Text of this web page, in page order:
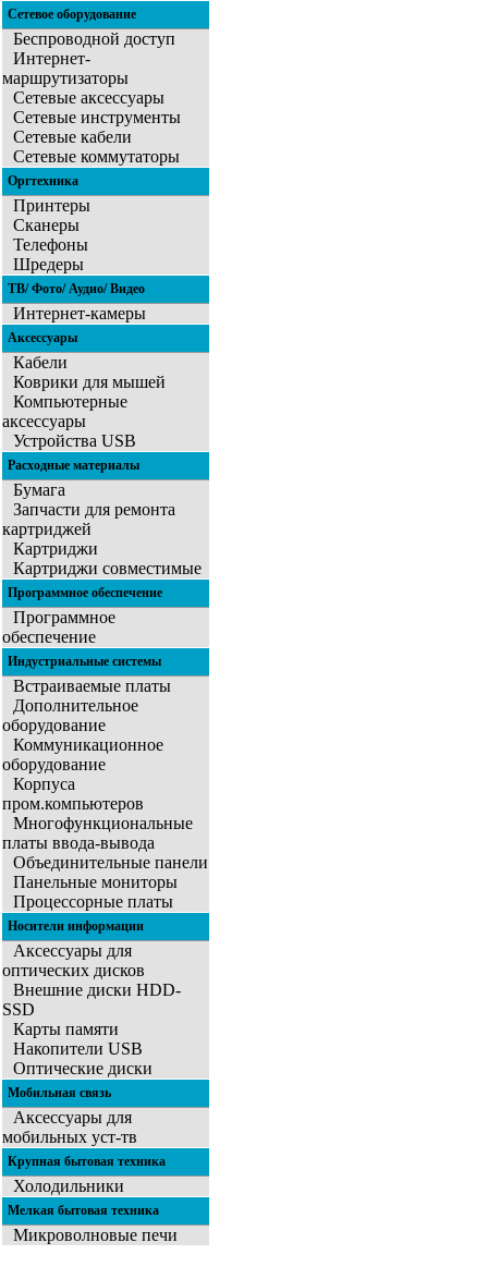
Сетевое оборудование
Беспроводной доступ
Интернет-
маршрутизаторы
Сетевые аксессуары
Сетевые инструменты
Сетевые кабели
Сетевые коммутаторы
Оргтехника
Принтеры
Сканеры
Телефоны
Шредеры
ТВ/ Фото/ Аудио/ Видео
Интернет-камеры
Аксессуары
Кабели
Коврики для мышей
Компьютерные
аксессуары
Устройства USB
Расходные материалы
Бумага
Запчасти для ремонта
картриджей
Картриджи
Картриджи совместимые
Программное обеспечение
Программное
обеспечение
Индустриальные системы
Встраиваемые платы
Дополнительное
оборудование
Коммуникационное
оборудование
Корпуса
пром.компьютеров
Многофункциональные
платы ввода-вывода
Объединительные панели
Панельные мониторы
Процессорные платы
Носители информации
Аксессуары для
оптических дисков
Внешние диски HDD-
SSD
Карты памяти
Накопители USB
Оптические диски
Мобильная связь
Аксессуары для
мобильных уст-тв
Крупная бытовая техника
Холодильники
Мелкая бытовая техника
Микроволновые печи